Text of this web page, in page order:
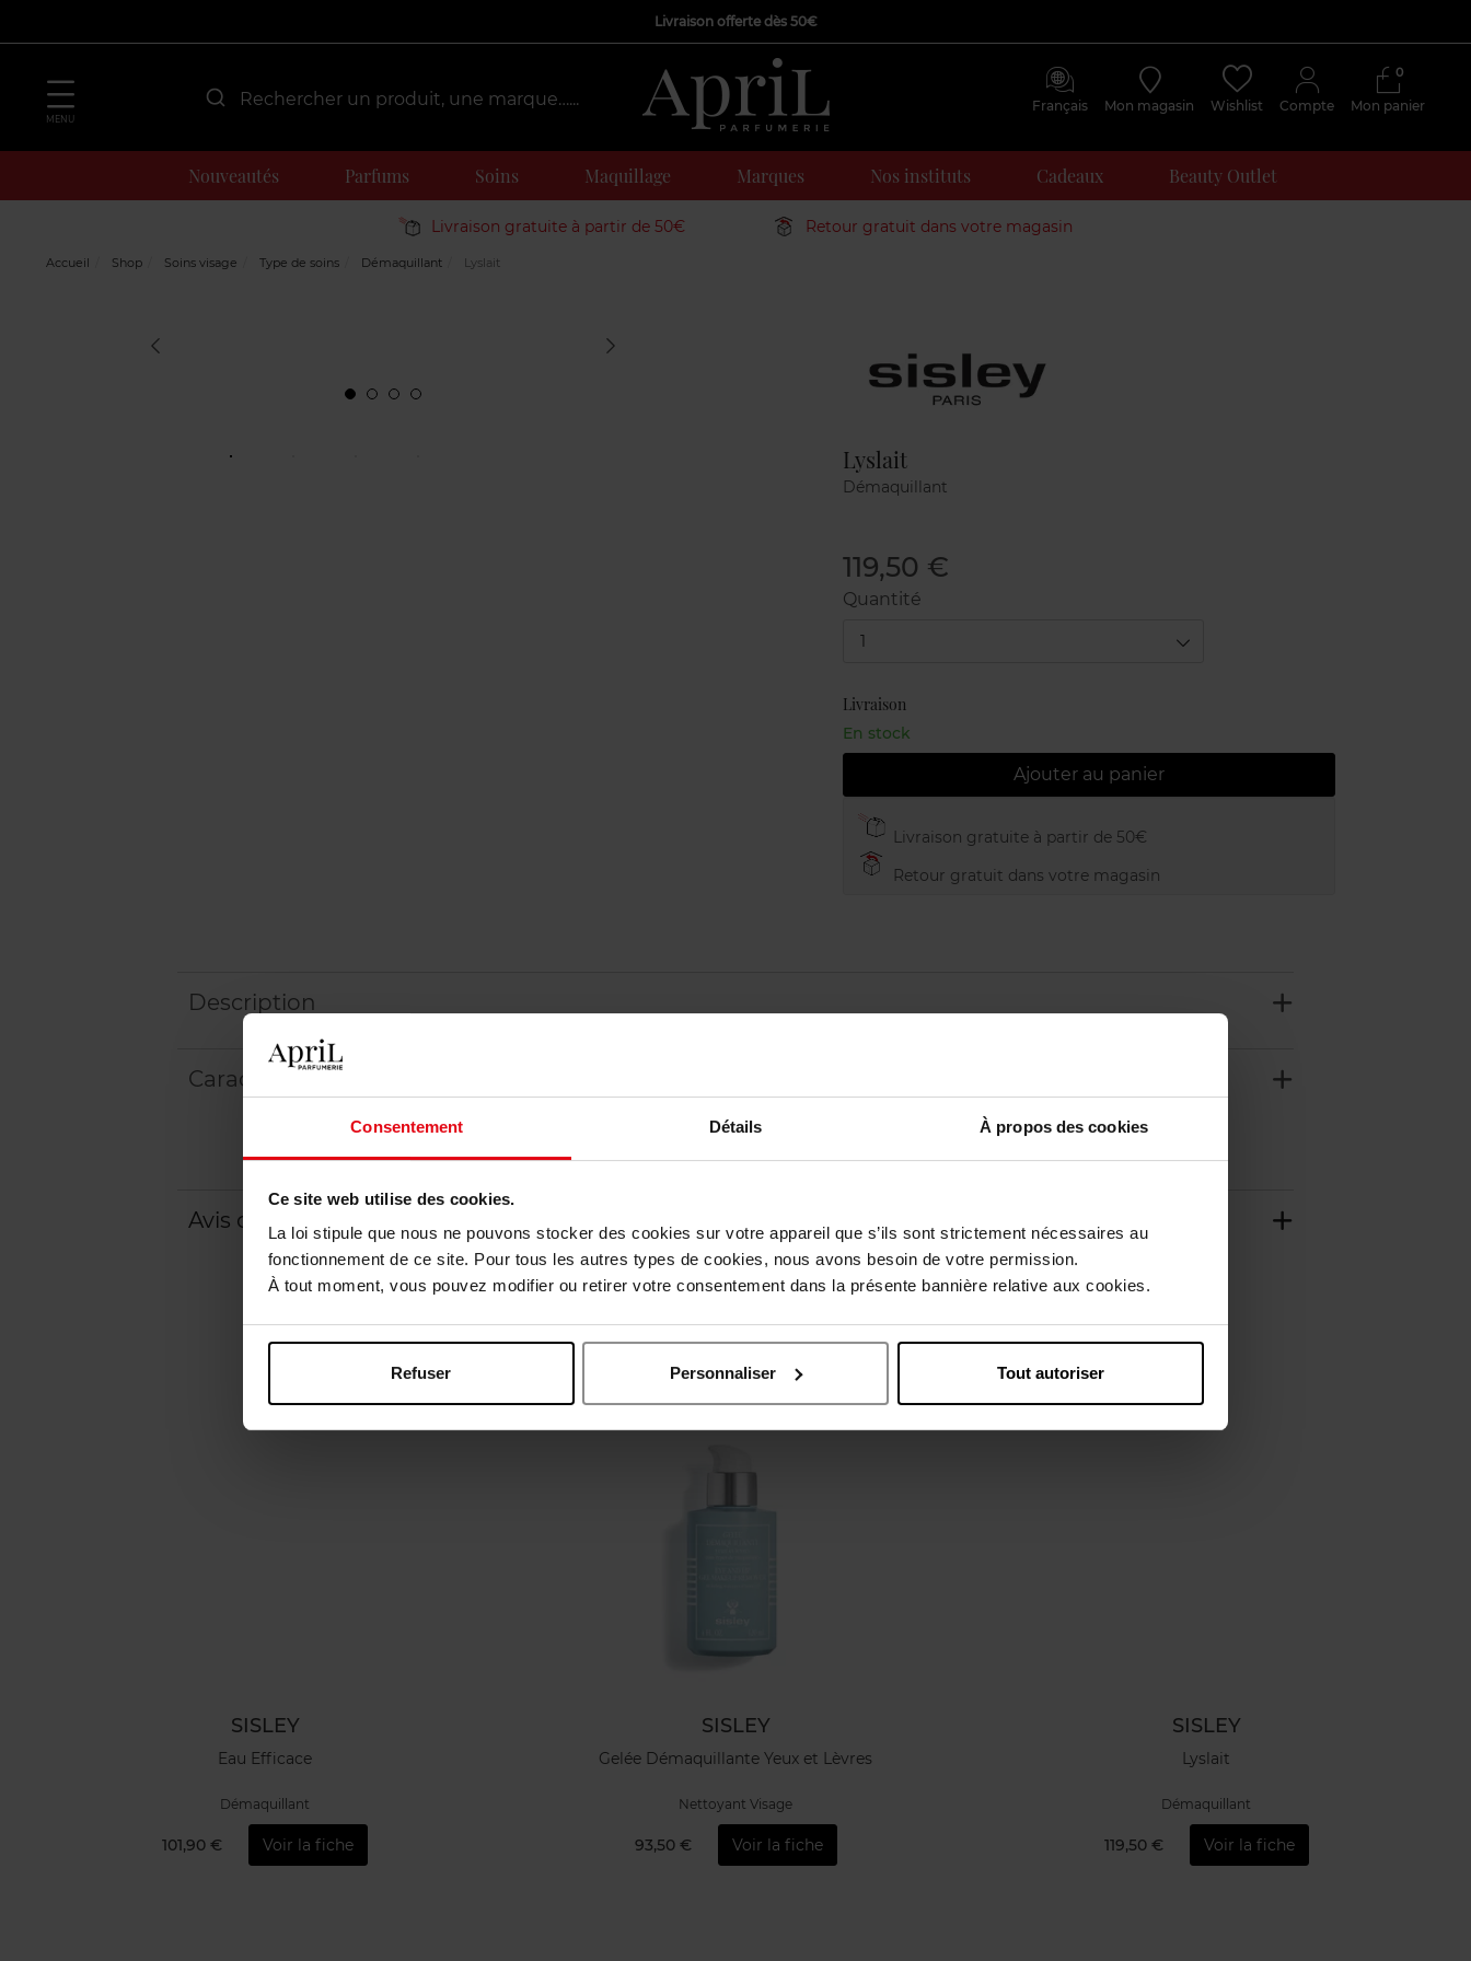
Consentement Détails À propos des cookies
Ce site web utilise des cookies.
La loi stipule que nous ne pouvons stocker des cookies sur votre appareil que s’ils sont strictement nécessaires au
fonctionnement de ce site. Pour tous les autres types de cookies, nous avons besoin de votre permission.
À tout moment, vous pouvez modifier ou retirer votre consentement dans la présente bannière relative aux cookies.
Refuser Personnaliser Tout autoriser
Livraison offerte dès 50€
MENU
Français Mon magasin Wishlist Compte Mon panier
0
Nouveautés Parfums Soins Maquillage Marques Nos instituts Cadeaux Beauty Outlet
Livraison gratuite à partir de 50€ Retour gratuit dans votre magasin
Accueil Shop Soins visage Type de soins Démaquillant Lyslait
Lyslait
Démaquillant
119,50 €
Quantité
1
Livraison
En stock
Ajouter au panier
Livraison gratuite à partir de 50€
Retour gratuit dans votre magasin
Description
Caractéristiques
Avis client Politique relative aux avis des clients
Oublié quelque chose ?
SISLEY
Eau Efficace
Démaquillant
101,90 € Voir la fiche
SISLEY
Gelée Démaquillante Yeux et Lèvres
Nettoyant Visage
93,50 € Voir la fiche
SISLEY
Lyslait
Démaquillant
119,50 € Voir la fiche